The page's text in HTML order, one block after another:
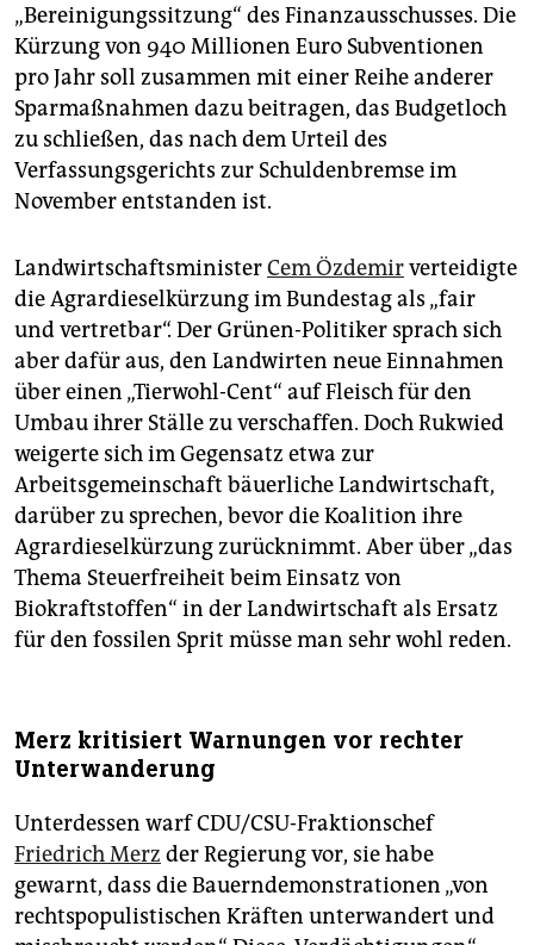
„Bereinigungssitzung“ des Finanzausschusses. Die
Kürzung von 940 Millionen Euro Subventionen
pro Jahr soll zusammen mit einer Reihe anderer
Sparmaßnahmen dazu beitragen, das Budgetloch
zu schließen, das nach dem Urteil des
Verfassungsgerichts zur Schuldenbremse im
November entstanden ist.
LandwirtschaftsministerCem Özdemirverteidigte
die Agrardieselkürzung im Bundestag als „fair
und vertretbar“. Der Grünen-Politiker sprach sich
aber dafür aus, den Landwirten neue Einnahmen
über einen „Tierwohl-Cent“ auf Fleisch für den
Umbau ihrer Ställe zu verschaffen. Doch Rukwied
weigerte sich im Gegensatz etwa zur
Arbeitsgemeinschaft bäuerliche Landwirtschaft,
darüber zu sprechen, bevor die Koalition ihre
Agrardieselkürzung zurücknimmt. Aber über „das
Thema Steuerfreiheit beim Einsatz von
Biokraftstoffen“ in der Landwirtschaft als Ersatz
für den fossilen Sprit müsse man sehr wohl reden.
Merz kritisiert Warnungen vor rechter
Unterwanderung
Unterdessen warf CDU/CSU-Fraktionschef
Friedrich Merz der Regierung vor, sie habe
gewarnt, dass die Bauerndemonstrationen „von
rechtspopulistischen Kräften unterwandert und